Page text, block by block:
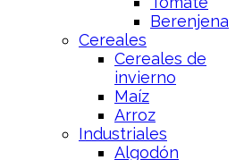
Berenjena
Cereales
Cereales de
invierno
Maíz
Arroz
Industriales
Algodón